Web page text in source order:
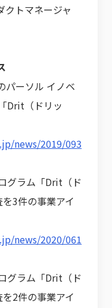
クトマネージャ
パーソル イノベ
Drit（ドリッ
news/2019/093
グラム「Drit（ド
3件の事業アイ
news/2020/061
グラム「Drit（ド
2件の事業アイ